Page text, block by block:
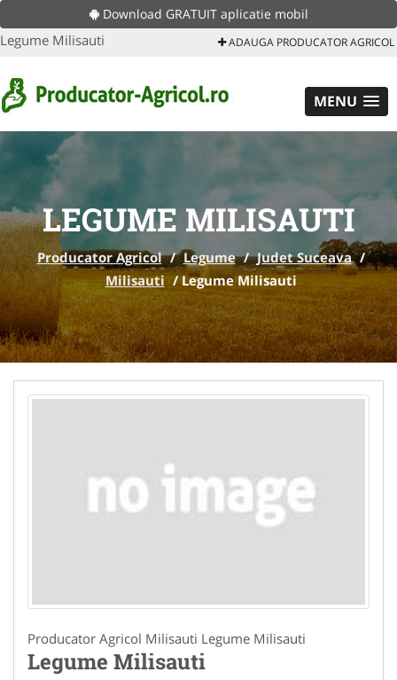
Download GRATUIT aplicatie mobil
Legume Milisauti ADAUGA PRODUCATOR AGRICOL
MENU
LEGUME MILISAUTI
Producator Agricol / Legume / Judet Suceava /
Milisauti /Legume Milisauti
Producator Agricol Milisauti Legume Milisauti
Legume Milisauti